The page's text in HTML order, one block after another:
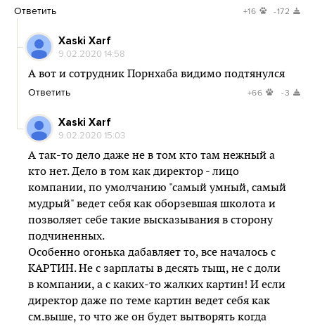
Ответить +16 -172
Xaski Xarf
9.02.2020 14:58
А вот и сотрудник Порнхаба видимо подтянулся
Ответить +66 -3
Xaski Xarf
9.02.2020 15:03
А так-то дело даже не в том кто там нежный а
кто нет. Дело в том как директор - лицо
компании, по умолчанию "самый умный, самый
мудрый" ведет себя как оборзевшая школота и
позволяет себе такие высказывания в сторону
подчиненных.
Особенно огонька дабавляет то, все началось с
КАРТИН. Не с зарплаты в десять тыщ, не с доли
в компании, а с каких-то жалких картин! И если
директор даже по теме картин ведет себя как
см.выше, то что же он будет вытворять когда